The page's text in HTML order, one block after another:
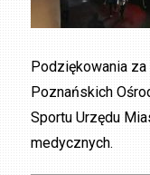
Podziękowania
Poznańskich
Sportu Urzędu
medycznych.